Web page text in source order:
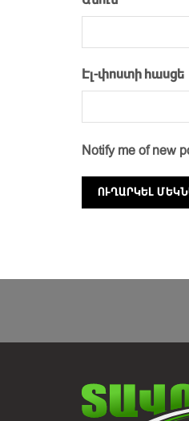
Էլ-փոստի հասցե
Notify me of new